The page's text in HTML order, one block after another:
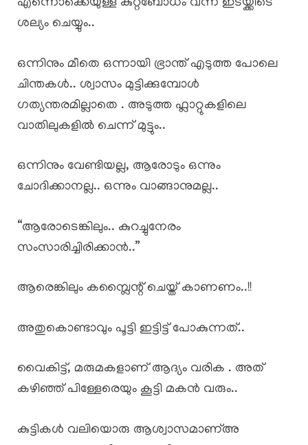
എന്നൊക്കെയുള്ള കുറ്റബോധം വന്ന് ഇടയ്ക്കിടെ
ശല്യം ചെയ്യും..
ഒന്നിനും മീതെ ഒന്നായി ഭ്രാന്ത് എടുത്ത പോലെ
ചിന്തകൾ.. ശ്വാസം മുട്ടിക്കുമ്പോൾ
ഗത്യന്തരമില്ലാതെ . അടുത്ത ഫ്ലാറ്റുകളിലെ
വാതിലുകളിൽ ചെന്ന് മുട്ടും..
ഒന്നിനും വേണ്ടിയല്ല, ആരോടും ഒന്നും
ചോദിക്കാനല്ല.. ഒന്നും വാങ്ങാനുമല്ല..
“ആരോടെങ്കിലും.. കുറച്ചുനേരം
സംസാരിച്ചിരിക്കാൻ..”
ആരെങ്കിലും കമ്പ്ലൈന്റ് ചെയ്ത് കാണണം..!!
അതുകൊണ്ടാവും പൂട്ടി ഇട്ടിട്ട് പോകുന്നത്..
വൈകിട്ട്, മരുമകളാണ് ആദ്യം വരിക . അത്
കഴിഞ്ഞ് പിള്ളേരെയും കൂട്ടി മകൻ വരും..
കുട്ടികൾ വലിയൊരു ആശ്വാസമാണ്അ